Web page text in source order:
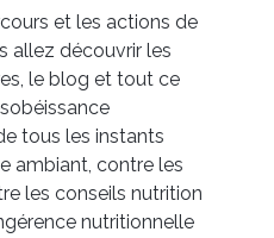
et les actions de
allez découvrir les
le blog et tout ce
tous les instants
ambiant, contre les
les conseils nutrition
nutritionnelle